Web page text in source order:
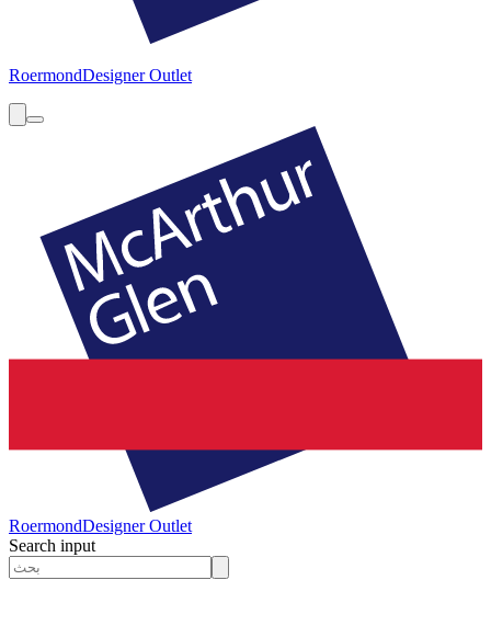
RoermondDesigner Outlet
RoermondDesigner Outlet
Search input